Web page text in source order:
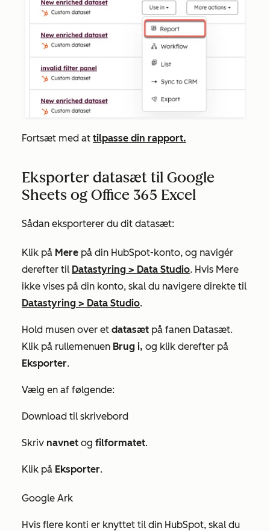
Fortsæt med at tilpasse din rapport.
Eksporter datasæt til Google
Sheets og Office 365 Excel
Sådan eksporterer du dit datasæt:
Klik på Mere på din HubSpot-konto, og navigér
derefter til Datastyring > Data Studio. Hvis Mere
ikke vises på din konto, skal du navigere direkte til
Datastyring > Data Studio.
Hold musen over et datasæt på fanen Datasæt.
Klik på rullemenuen Brug i, og klik derefter på
Eksporter.
Vælg en af følgende:
Download til skrivebord
Skriv navnet og filformatet.
Klik på Eksporter.
Google Ark
Hvis flere konti er knyttet til din HubSpot, skal du